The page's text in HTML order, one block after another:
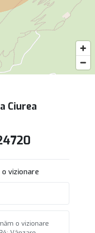
Ciurea
vizionare